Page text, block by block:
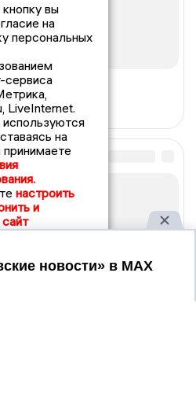
вы
на
персональных
сервиса
LiveInternet.
на
принимаете
настроить
и